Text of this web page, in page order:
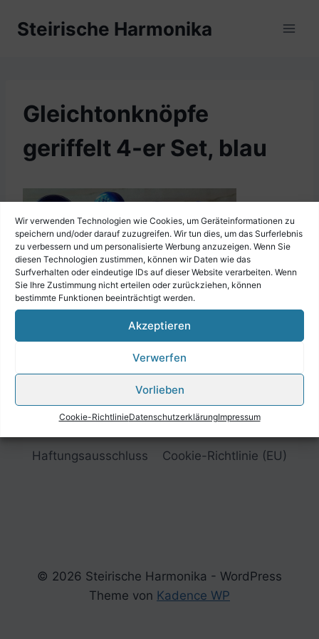
Wir verwenden Technologien wie Cookies, um Geräteinformationen zu
speichern und/oder darauf zuzugreifen. Wir tun dies, um das Surferlebnis
zu verbessern und um personalisierte Werbung anzuzeigen. Wenn Sie
diesen Technologien zustimmen, können wir Daten wie das
Surfverhalten oder eindeutige IDs auf dieser Website verarbeiten. Wenn
Sie Ihre Zustimmung nicht erteilen oder zurückziehen, können
bestimmte Funktionen beeinträchtigt werden.
Akzeptieren
Verwerfen
Vorlieben
Cookie-RichtlinieDatenschutzerklärungImpressum
InhaltSteirische Harmonika
Gleichtonknöpfe
geriffelt 4-er Set, blau
Haftungsausschluss
Cookie-Richtlinie (EU)
© 2026 Steirische Harmonika - WordPress
Theme von Kadence WP